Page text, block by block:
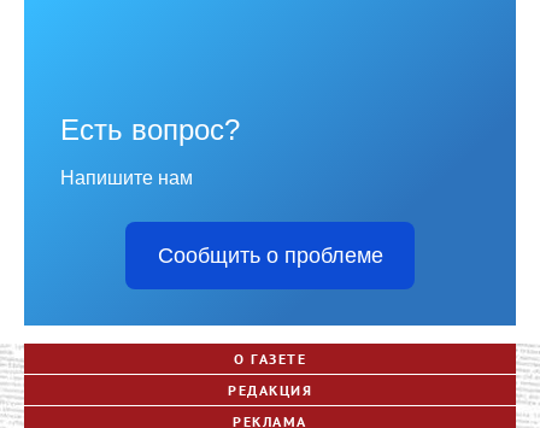
Есть вопрос?
Напишите нам
Сообщить о проблеме
О ГАЗЕТЕ
РЕДАКЦИЯ
РЕКЛАМА